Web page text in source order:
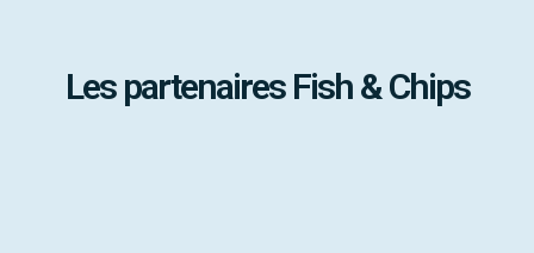
Les partenaires Fish & Chips